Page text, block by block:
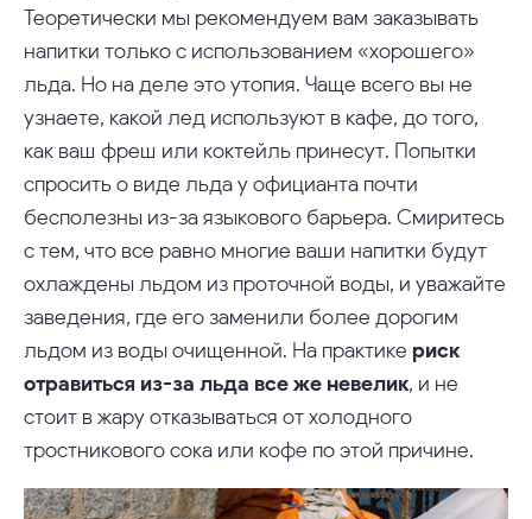
Теоретически мы рекомендуем вам заказывать
напитки только с использованием «хорошего»
льда. Но на деле это утопия. Чаще всего вы не
узнаете, какой лед используют в кафе, до того,
как ваш фреш или коктейль принесут. Попытки
спросить о виде льда у официанта почти
бесполезны из-за языкового барьера. Смиритесь
с тем, что все равно многие ваши напитки будут
охлаждены льдом из проточной воды, и уважайте
заведения, где его заменили более дорогим
льдом из воды очищенной. На практике риск
отравиться из-за льда все же невелик, и не
стоит в жару отказываться от холодного
тростникового сока или кофе по этой причине.